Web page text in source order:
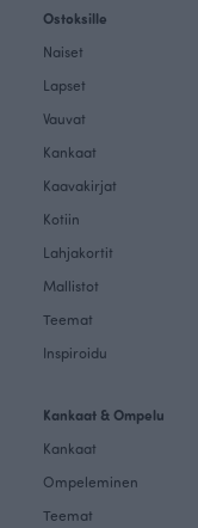
Ostoksille
Naiset
Lapset
Vauvat
Kankaat
Kaavakirjat
Kotiin
Lahjakortit
Mallistot
Teemat
Inspiroidu
Kankaat & Ompelu
Kankaat
Ompeleminen
Teemat